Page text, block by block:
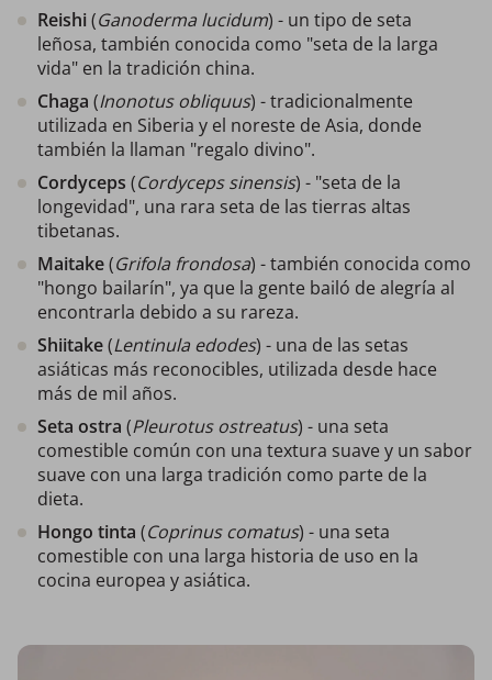
Reishi(Ganoderma lucidum) - un tipo de seta
leñosa, también conocida como "seta de la larga
vida" en la tradición china.
Chaga (Inonotus obliquus) - tradicionalmente
utilizada en Siberia y el noreste de Asia, donde
también la llaman "regalo divino".
Cordyceps (Cordyceps sinensis) - "seta de la
longevidad", una rara seta de las tierras altas
tibetanas.
Maitake(Grifola frondosa) - también conocida como
"hongo bailarín", ya que la gente bailó de alegría al
encontrarla debido a su rareza.
Shiitake(Lentinula edodes) - una de las setas
asiáticas más reconocibles, utilizada desde hace
más de mil años.
Seta ostra (Pleurotus ostreatus) - una seta
comestible común con una textura suave y un sabor
suave con una larga tradición como parte de la
dieta.
Hongo tinta (Coprinus comatus) - una seta
comestible con una larga historia de uso en la
cocina europea y asiática.